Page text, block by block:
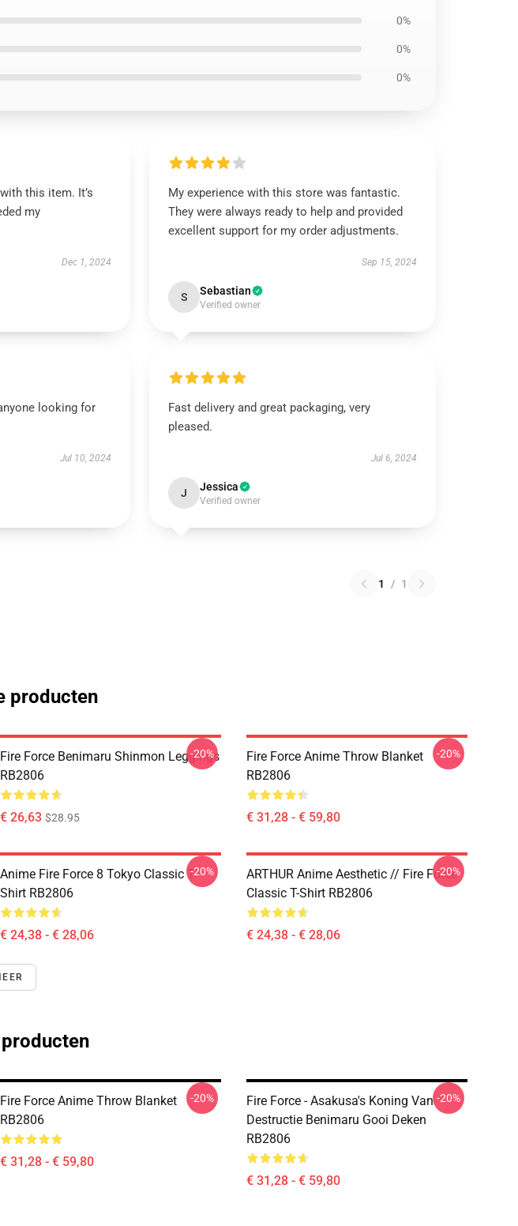
0%
0%
0%
this item. It’s
my
Dec 1, 2024
My experience with this store was fantastic.
They were always ready to help and provided
excellent support for my order adjustments.
Sep 15, 2024
S Sebastian
Verified owner
looking for
Jul 10, 2024
Fast delivery and great packaging, very
pleased.
Jul 6, 2024
J Jessica
Verified owner
1 / 1
producten
Fire Force Benimaru Shinmon Leggings
RB2806
€ 26,63 $28.95
-20%
Fire Force Anime Throw Blanket
RB2806
€ 31,28 - € 59,80
-20%
Anime Fire Force 8 Tokyo Classic T-
Shirt RB2806
€ 24,38 - € 28,06
-20%
ARTHUR Anime Aesthetic // Fire Force
Classic T-Shirt RB2806
€ 24,38 - € 28,06
-20%
Fire Force Anime Throw Blanket
RB2806
€ 31,28 - € 59,80
-20%
Fire Force - Asakusa's Koning Van
Destructie Benimaru Gooi Deken
RB2806
€ 31,28 - € 59,80
-20%